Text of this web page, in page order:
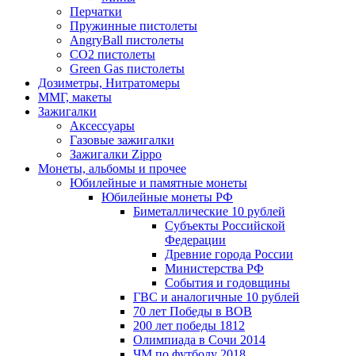
Перчатки
Пружинные пистолеты
AngryBall пистолеты
CO2 пистолеты
Green Gas пистолеты
Дозиметры, Нитратомеры
ММГ, макеты
Зажигалки
Аксессуары
Газовые зажигалки
Зажигалки Zippo
Монеты, альбомы и прочее
Юбилейные и памятные монеты
Юбилейные монеты РФ
Биметаллические 10 рублей
Субъекты Российской
Федерации
Древние города России
Министерства РФ
События и годовщины
ГВС и аналогичные 10 рублей
70 лет Победы в ВОВ
200 лет победы 1812
Олимпиада в Сочи 2014